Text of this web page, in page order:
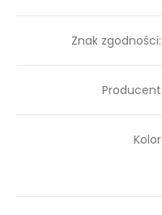
Znak zgodności:
Producent
Kolor